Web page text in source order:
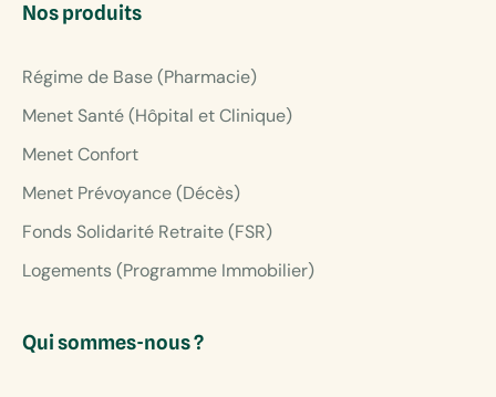
Nos produits
Régime de Base (Pharmacie)
Menet Santé (Hôpital et Clinique)
Menet Confort
Menet Prévoyance (Décès)
Fonds Solidarité Retraite (FSR)
Logements (Programme Immobilier)
Qui sommes-nous ?